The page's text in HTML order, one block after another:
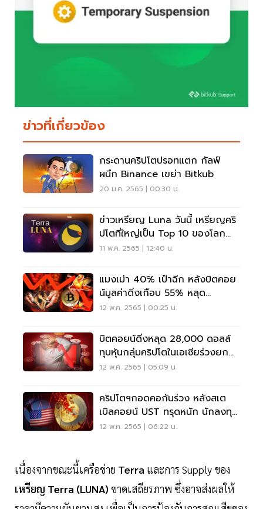
ข่าวที่เกี่ยวข้อง
กระดานคริปโตปรอทแตก กัลฟ์
ผนึก Binance เขย่า Bitkub
20 ม.ค. 2565 | 00:30 น.
ข่าวเหรียญ Luna วันนี้ เหรียญคริ
ปโตที่ใหญ่เป็น Top 10 ของโลก
ราคาร่วงลง 85%
11 พ.ค. 2565 | 12:40 น.
แมงเม่า 40% เป๋าฉีก หลังบิตคอย
น์มูลค่าดิ่งเกือบ 55% หลุด
30,000 ดอลล์
12 พ.ค. 2565 | 00:25 น.
บิตคอยน์ดิ่งหลุด 28,000 ดอลล์
ทุบหุ้นกลุ่มคริปโตในเอเซียร่วงยก
แผง
12 พ.ค. 2565 | 05:09 น.
คริปโตฯกอดคอกันร่วง หลังสเต
เบิลคอยน์ UST ทรุดหนัก นักลงทุน
แห่เทขาย
12 พ.ค. 2565 | 06:22 น.
เนื่องจากขณะนี้เครือข่าย Terra และการ Supply ของ
เหรียญ Terra (LUNA) ขาดเสถียรภาพ ซึ่งอาจส่งผลให้